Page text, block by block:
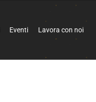
Eventi Lavora con noi